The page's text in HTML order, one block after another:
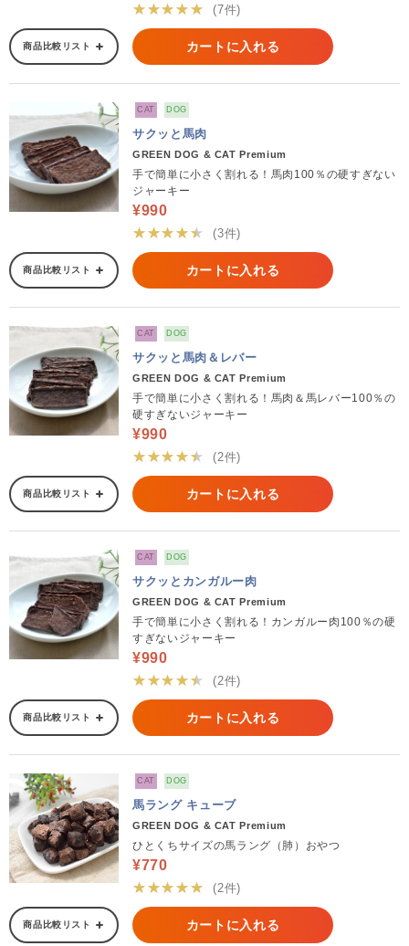
★★★★★
(7件)
商品比較リスト カートに入れる
CAT DOG
サクッと馬肉
GREEN DOG & CAT Premium
手で簡単に小さく割れる！馬肉100％の硬すぎない
ジャーキー
¥990
★★★★★
(3件)
商品比較リスト カートに入れる
CAT DOG
サクッと馬肉＆レバー
GREEN DOG & CAT Premium
手で簡単に小さく割れる！馬肉＆馬レバー100％の
硬すぎないジャーキー
¥990
★★★★★
(2件)
商品比較リスト カートに入れる
CAT DOG
サクッとカンガルー肉
GREEN DOG & CAT Premium
手で簡単に小さく割れる！カンガルー肉100％の硬
すぎないジャーキー
¥990
★★★★★
(2件)
商品比較リスト カートに入れる
CAT DOG
馬ラング キューブ
GREEN DOG & CAT Premium
ひとくちサイズの馬ラング（肺）おやつ
¥770
★★★★★
(2件)
商品比較リスト カートに入れる